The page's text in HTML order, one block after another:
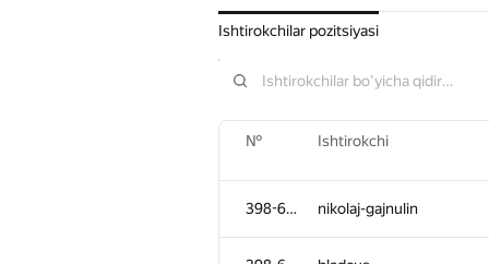
Ishtirokchilar pozitsiyasi
№ Ishtirokchi
398-610 nikolaj-gajnulin
№ Ishtirokchi
398-610 nikolaj-gajnulin